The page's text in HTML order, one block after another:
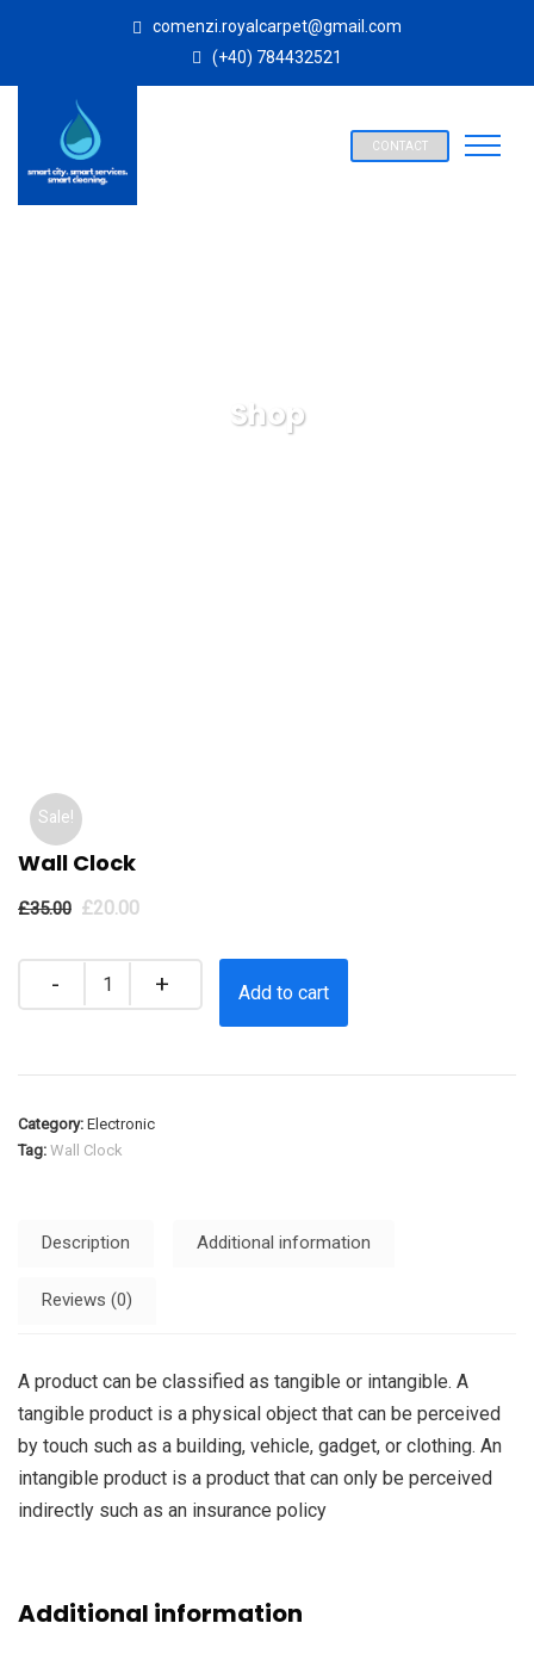
comenzi.royalcarpet@gmail.com
(+40) 784432521
CONTACT
Shop
Sale!
Wall Clock
£35.00 £20.00
Add to cart
Category: Electronic
Tag: Wall Clock
Description Additional information
Reviews (0)
A product can be classified as tangible or intangible. A
tangible product is a physical object that can be perceived
by touch such as a building, vehicle, gadget, or clothing. An
intangible product is a product that can only be perceived
indirectly such as an insurance policy
Additional information